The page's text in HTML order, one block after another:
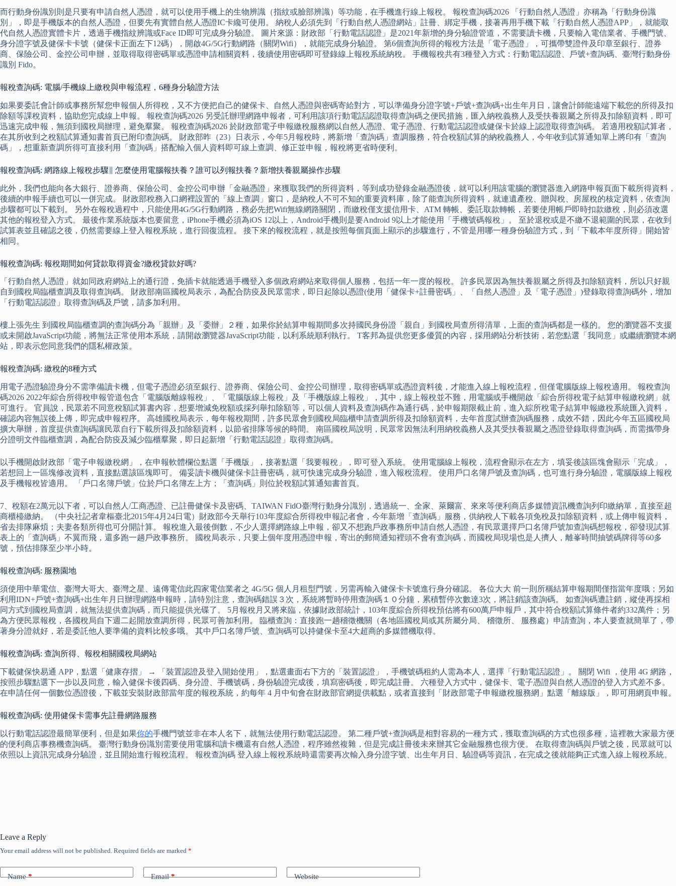
而行動身份識別則是只要有申請自然人憑證，就可以使用手機上的生物辨識（指紋或臉部辨識）等功能，在手機進行線上報稅。 報稅查詢碼2026 「行動自然人憑證」亦稱為「行動身份識
別」，即是手機版本的自然人憑證，但要先有實體自然人憑證IC卡纔可使用。 納稅人必須先到「行動自然人憑證網站」註冊、綁定手機，接著再用手機下載「行動自然人憑證APP」，就能取
代自然人憑證實體卡片，透過手機指紋辨識或Face ID即可完成身分驗證。 圖片來源：財政部「行動電話認證」是2021年新增的身分驗證管道，不需要讀卡機，只要輸入電信業者、手機門號、
身分證字號及健保卡卡號（健保卡正面左下12碼），開啟4G/5G行動網路（關閉Wifi），就能完成身分驗證。 第6個查詢所得的報稅方法是「電子憑證」，可攜帶雙證件及印章至銀行、證券
商、保險公司、金控公司申辦，並取得取得密碼單或憑證申請相關資料，後續使用密碼即可登錄線上報稅系統納稅。 手機報稅共有3種登入方式：行動電話認證、戶號+查詢碼、臺灣行動身份
識別 Fido。
報稅查詢碼: 電腦/手機線上繳稅與申報流程，6種身分驗證方法
如果要委託會計師或事務所幫您申報個人所得稅，又不方便把自己的健保卡、自然人憑證與密碼寄給對方，可以準備身分證字號+戶號+查詢碼+出生年月日，讓會計師能遠端下載您的所得及扣
除額等課稅資料，協助您完成線上申報。 報稅查詢碼2026 另受託辦理網路申報者，可利用該項行動電話認證取得查詢碼之便民措施，匯入納稅義務人及受扶養親屬之所得及扣除額資料，即可
迅速完成申報，無須到國稅局辦理，避免羣聚。 報稅查詢碼2026 於財政部電子申報繳稅服務網以自然人憑證、電子憑證、行動電話認證或健保卡於線上認證取得查詢碼。 若適用稅額試算者，
在其所收到之稅額試算通知書首頁已附印查詢碼。 財政部昨（23）日表示，今年5月報稅時，將新增「查詢碼」查調服務，符合稅額試算的納稅義務人，今年收到試算通知單上將印有「查詢
碼」，想重新查調所得可直接利用「查詢碼」搭配輸入個人資料即可線上查調、修正並申報，報稅將更省時便利。
報稅查詢碼: 網路線上報稅步驟∥ 怎麼使用電腦報扶養？誰可以列報扶養？新增扶養親屬操作步驟
此外，我們也能向各大銀行、證券商、保險公司、金控公司申辦「金融憑證」來獲取我們的所得資料，等到成功登錄金融憑證後，就可以利用該電腦的瀏覽器進入網路申報頁面下載所得資料，
後續的申報手續也可以一併完成。 財政部稅務入口網裡設置的「線上查調」窗口，是納稅人不可不知的重要資料庫，除了能查詢所得資料，就連遺產稅、贈與稅、房屋稅的核定資料，依查詢
步驟都可以下載到。 另外在報稅過程中，只能使用4G/5G行動網路，務必先把Wifi無線網路關閉，而繳稅僅支援信用卡、ATM 轉帳、委託取款轉帳，若要使用帳戶即時扣款繳稅，則必須改選
其他的報稅登入方式。 最後作業系統版本也要留意，iPhone手機必須為iOS 12以上，Android手機則是要Android 9以上才能使用「手機號碼報稅」。 至於退稅或是不繳不退範圍的民眾，在收到
試算表並且確認之後，仍然需要線上登入報稅系統，進行回復流程。 接下來的報稅流程，就是按照每個頁面上顯示的步驟進行，不管是用哪一種身份驗證方式，到「下載本年度所得」開始皆
相同。
報稅查詢碼: 報稅期間如何貸款取得資金?繳稅貸款好嗎?
「行動自然人憑證」就如同政府網站上的通行證，免插卡就能透過手機登入多個政府網站來取得個人服務，包括一年一度的報稅。 許多民眾因為無扶養親屬之所得及扣除額資料，所以只好親
自到國稅局臨櫃查調及取得查詢碼。 財政部南區國稅局表示，為配合防疫及民眾需求，即日起除以憑證(使用「健保卡+註冊密碼」、「自然人憑證」及「電子憑證」)登錄取得查詢碼外，增加
「行動電話認證」取得查詢碼及戶號，請多加利用。
樓上張先生 到國稅局臨櫃查調的查詢碼分為「親辦」及「委辦」２種，如果你於結算申報期間多次持國民身份證「親自」到國稅局查所得清單，上面的查詢碼都是一樣的。 您的瀏覽器不支援
或未開啟JavaScript功能，將無法正常使用本系統，請開啟瀏覽器JavaScript功能，以利系統順利執行。 T客邦為提供您更多優質的內容，採用網站分析技術，若您點選「我同意」或繼續瀏覽本網
站，即表示您同意我們的隱私權政策。
報稅查詢碼: 繳稅的8種方式
用電子憑證驗證身分不需準備讀卡機，但電子憑證必須至銀行、證券商、保險公司、金控公司辦理，取得密碼單或憑證資料後，才能進入線上報稅流程，但僅電腦版線上報稅適用。 報稅查詢
碼2026 2022年綜合所得稅申報管道包含「電腦版離線報稅」、「電腦版線上報稅」及「手機版線上報稅」，其中，線上報稅並不難，用電腦或手機開啟「綜合所得稅電子結算申報繳稅網」就
可進行。 官員說，民眾若不同意稅額試算書內容，想要增減免稅額或採列舉扣除額等，可以個人資料及查詢碼作為通行碼，於申報期限截止前，進入綜所稅電子結算申報繳稅系統匯入資料，
確認內容無誤後上傳，即完成申報程序。 高雄國稅局表示，每年報稅期間，許多民眾會到國稅局臨櫃申請查調所得及扣除額資料，去年首度試辦查詢碼服務，成效不錯，因此今年五區國稅局
擴大舉辦，首度提供查詢碼讓民眾自行下載所得及扣除額資料，以節省排隊等候的時間。 南區國稅局說明，民眾常因無法利用納稅義務人及其受扶養親屬之憑證登錄取得查詢碼，而需攜帶身
分證明文件臨櫃查調，為配合防疫及減少臨櫃羣聚，即日起新增「行動電話認證」取得查詢碼。
以手機開啟財政部「電子申報繳稅網」，在申報軟體欄位點選「手機版」，接著點選「我要報稅」，即可登入系統。 使用電腦線上報稅，流程會顯示在左方，填妥後該區塊會顯示「完成」，
若想回上一區塊修改資料，直接點選該區塊即可。 備妥讀卡機與健保卡註冊密碼，就可快速完成身分驗證，進入報稅流程。 使用戶口名簿戶號及查詢碼，也可進行身分驗證，電腦版線上報稅
及手機報稅皆適用。 「戶口名簿戶號」位於戶口名簿左上方；「​​查詢碼」則位於稅額試算通知書首頁。
7、稅額在2萬元以下者，可以自然人/工商憑證、已註冊健保卡及密碼、TAIWAN FidO臺灣行動身分識別，透過統一、全家、萊爾富、來來等便利商店多媒體資訊機查詢列印繳納單，直接至超
商櫃檯繳納。 （中央社記者韋樞臺北2015年4月24日電）財政部今天舉行103年度綜合所得稅申報記者會，今年新增「查詢碼」服務，供納稅人下載各項免稅及扣除額資料，或上傳申報資料，
省去排隊麻煩；夫妻各類所得也可分開計算。 報稅進入最後倒數，不少人選擇網路線上申報，卻又不想跑戶政事務所申請自然人憑證，有民眾選擇戶口名簿戶號加查詢碼想報稅，卻發現試算
表上的「查詢碼」不翼而飛，還多跑一趟戶政事務所。 國稅局表示，只要上個年度用憑證申報，寄出的郵簡通知裡頭不會有查詢碼，而國稅局現場也是人擠人，離峯時間抽號碼牌得等60多
號，預估排隊至少半小時。
報稅查詢碼: 服務園地
須使用中華電信、臺灣大哥大、臺灣之星、遠傳電信此四家電信業者之 4G/5G 個人月租型門號，另需再輸入健保卡卡號進行身分確認。 各位大大 前一則所稱結算申報期間僅指當年度哦；另如
利用IDN+戶號+查詢碼+出生年月日辦理網路申報時，請特別注意，查詢碼錯誤３次，系統將暫時停用查詢碼１０分鐘，累積暫停次數達3次，將註銷該查詢碼。 如查詢碼遭註銷，縱使再採相
同方式到國稅局查調，就無法提供查詢碼，而只能提供光碟了。 5月報稅月又將來臨，依據財政部統計，103年度綜合所得稅預估將有600萬戶申報戶，其中符合稅額試算條件者約332萬件；另
為方便民眾報稅，各國稅局自下週二起開放查調所得，民眾可善加利用。 臨櫃查詢：直接跑一趟稽徵機關（各地區國稅局或其所屬分局、 稽徵所、 服務處）申請查詢，本人要查就簡單了，帶
著身分證就好，若是委託他人要準備的資料比較多哦。 其中戶口名簿戶號、查詢碼可以持健保卡至4大超商的多媒體機取得。
報稅查詢碼: 查詢所得、報稅相關國稅局網站
下載健保快易通 APP，點選「健康存摺」 → 「裝置認證及登入開始使用」，點選畫面右下方的「裝置認證」，手機號碼租約人需為本人，選擇「行動電話認證」。 關閉 Wifi ，使用 4G 網路，
按照步驟點選下一步以及同意，輸入健保卡後四碼、身分證、手機號碼，身份驗證完成後，填寫密碼後，即完成註冊。 六種登入方式中，健保卡、電子憑證與自然人憑證的登入方式差不多。
在申請任何一個數位憑證後，下載並安裝財政部當年度的報稅系統，約每年 4 月中旬會在財政部官網提供載點，或者直接到「財政部電子申報繳稅服務網」點選「離線版」，即可用網頁申報。
報稅查詢碼: 使用健保卡需事先註冊網路服務
以行動電話認證最簡單便利，但是如果你的手機門號並非在本人名下，就無法使用行動電話認證。 第二種戶號+查詢碼是相對容易的一種方式，獲取查詢碼的方式也很多種，這裡教大家最方便
的便利商店事務機查詢碼。 臺灣行動身份識別需要使用電腦和讀卡機還有自然人憑證，程序雖然複雜，但是完成註冊後未來辦其它金融服務也很方便。 在取得查詢碼與戶號之後，民眾就可以
依照以上資訊完成身分驗證，並且開始進行報稅流程。 報稅查詢碼 登入線上報稅系統時還需要再次輸入身分證字號、出生年月日、驗證碼等資訊，在完成之後就能夠正式進入線上報稅系統。
Leave a Reply
Your email address will not be published. Required fields are marked *
Name* Email* Website